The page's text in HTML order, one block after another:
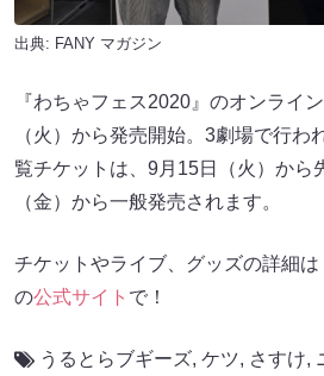
出典: FANY マガジン
『わちゃフェス2020』のオンライ
（火）から発売開始。3劇場で行わ
覧チケットは、9月15日（火）から
（金）から一般発売されます。
チケットやライブ、グッズの詳細は
の公式サイト で！
うるとらブギーズ, ケツ, さすけ,